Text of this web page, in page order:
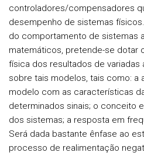
controladores/compensadores
desempenho de sistemas
do comportamento de sistemas
matemáticos, pretende-se dotar
física dos resultados de variadas
sobre tais modelos, tais como: a
modelo com as características
determinados sinais; o conceito
dos sistemas; a resposta em
Será dada bastante ênfase ao
processo de realimentação